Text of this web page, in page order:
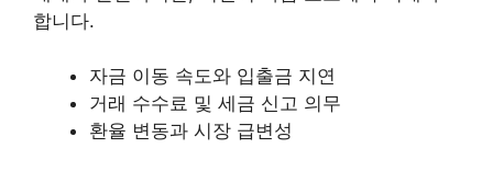
합니다.
자금 이동 속도와 입출금 지연
거래 수수료 및 세금 신고 의무
환율 변동과 시장 급변성